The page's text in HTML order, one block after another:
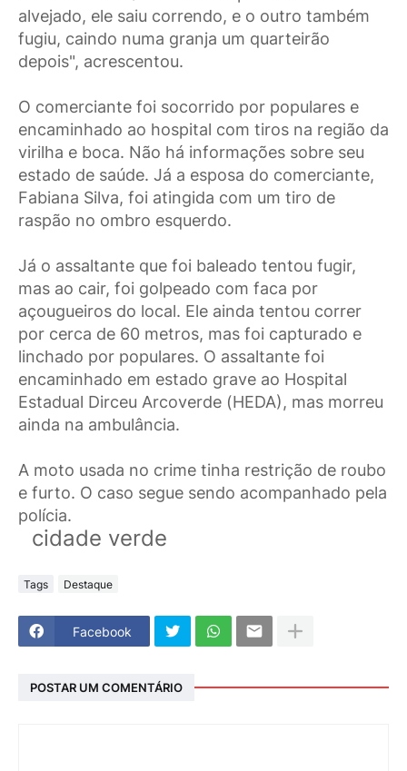
alvejado, ele saiu correndo, e o outro também
fugiu, caindo numa granja um quarteirão
depois", acrescentou.
O comerciante foi socorrido por populares e
encaminhado ao hospital com tiros na região da
virilha e boca. Não há informações sobre seu
estado de saúde. Já a esposa do comerciante,
Fabiana Silva, foi atingida com um tiro de
raspão no ombro esquerdo.
Já o assaltante que foi baleado tentou fugir,
mas ao cair, foi golpeado com faca por
açougueiros do local. Ele ainda tentou correr
por cerca de 60 metros, mas foi capturado e
linchado por populares. O assaltante foi
encaminhado em estado grave ao Hospital
Estadual Dirceu Arcoverde (HEDA), mas morreu
ainda na ambulância.
A moto usada no crime tinha restrição de roubo
e furto. O caso segue sendo acompanhado pela
polícia.
cidade verde
Tags Destaque
Facebook
POSTAR UM COMENTÁRIO